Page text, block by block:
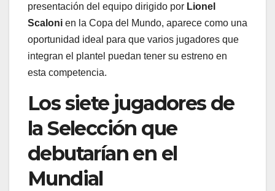
presentación del equipo dirigido por Lionel
Scaloni en la Copa del Mundo, aparece como una
oportunidad ideal para que varios jugadores que
integran el plantel puedan tener su estreno en
esta competencia.
Los siete jugadores de
la Selección que
debutarían en el
Mundial